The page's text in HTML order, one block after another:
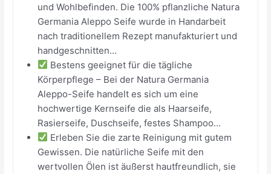
und Wohlbefinden. Die 100% pflanzliche Natura
Germania Aleppo Seife wurde in Handarbeit
nach traditionellem Rezept manufakturiert und
handgeschnitten...
Bestens geeignet für die tägliche
Körperpflege – Bei der Natura Germania
Aleppo-Seife handelt es sich um eine
hochwertige Kernseife die als Haarseife,
Rasierseife, Duschseife, festes Shampoo...
Erleben Sie die zarte Reinigung mit gutem
Gewissen. Die natürliche Seife mit den
wertvollen Ölen ist äußerst hautfreundlich, sie